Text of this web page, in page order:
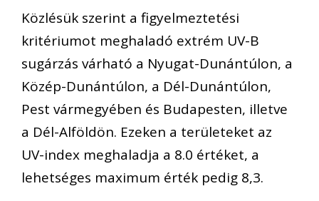
Közlésük szerint a figyelmeztetési
kritériumot meghaladó extrém UV-B
sugárzás várható a Nyugat-Dunántúlon, a
Közép-Dunántúlon, a Dél-Dunántúlon,
Pest vármegyében és Budapesten, illetve
a Dél-Alföldön. Ezeken a területeket az
UV-index meghaladja a 8.0 értéket, a
lehetséges maximum érték pedig 8,3.